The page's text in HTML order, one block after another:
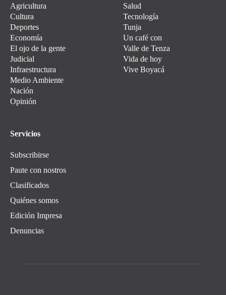
Agricultura
Cultura
Deportes
Economía
El ojo de la gente
Judicial
Infraestructura
Medio Ambiente
Nación
Opinión
Salud
Tecnología
Tunja
Un café con
Valle de Tenza
Vida de hoy
Vive Boyacá
Servicios
Subscribirse
Paute con nostros
Clasificados
Quiénes somos
Edición Impresa
Denuncias